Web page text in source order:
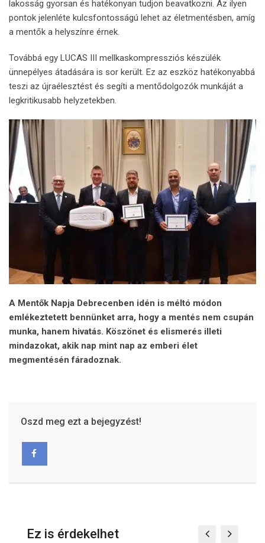
lakosság gyorsan és hatékonyan tudjon beavatkozni. Az ilyen
pontok jelenléte kulcsfontosságú lehet az életmentésben, amíg
a mentők a helyszínre érnek.
Továbbá egy LUCAS III mellkaskompressziós készülék
ünnepélyes átadására is sor került. Ez az eszköz hatékonyabbá
teszi az újraélesztést és segíti a mentődolgozók munkáját a
legkritikusabb helyzetekben.
A Mentők Napja Debrecenben idén is méltó módon
emlékeztetett bennünket arra, hogy a mentés nem csupán
munka, hanem hivatás. Köszönet és elismerés illeti
mindazokat, akik nap mint nap az emberi élet
megmentésén fáradoznak.
Oszd meg ezt a bejegyzést!
Ez is érdekelhet